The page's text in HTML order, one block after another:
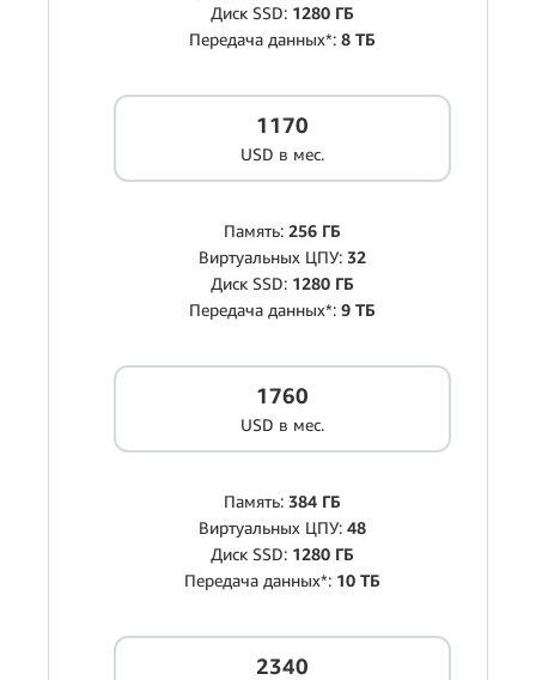
Диск SSD: 1280 ГБ
Передача данных*: 8 ТБ
1170
USD в мес.
Память: 256 ГБ
Виртуальных ЦПУ: 32
Диск SSD: 1280 ГБ
Передача данных*: 9 ТБ
1760
USD в мес.
Память: 384 ГБ
Виртуальных ЦПУ: 48
Диск SSD: 1280 ГБ
Передача данных*: 10 ТБ
2340